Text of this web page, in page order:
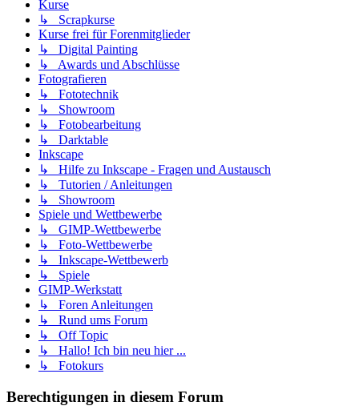
Kurse
↳ Scrapkurse
Kurse frei für Forenmitglieder
↳ Digital Painting
↳ Awards und Abschlüsse
Fotografieren
↳ Fototechnik
↳ Showroom
↳ Fotobearbeitung
↳ Darktable
Inkscape
↳ Hilfe zu Inkscape - Fragen und Austausch
↳ Tutorien / Anleitungen
↳ Showroom
Spiele und Wettbewerbe
↳ GIMP-Wettbewerbe
↳ Foto-Wettbewerbe
↳ Inkscape-Wettbewerb
↳ Spiele
GIMP-Werkstatt
↳ Foren Anleitungen
↳ Rund ums Forum
↳ Off Topic
↳ Hallo! Ich bin neu hier ...
↳ Fotokurs
Berechtigungen in diesem Forum